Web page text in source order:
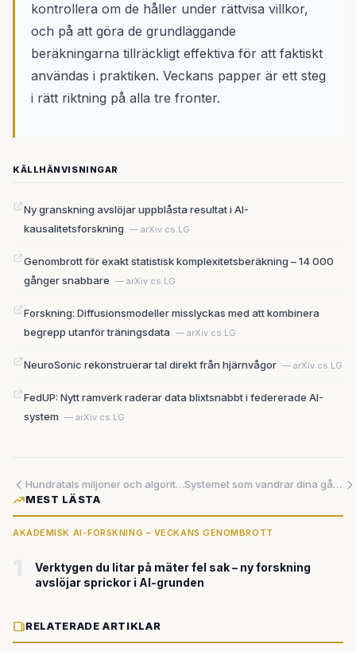
kontrollera om de håller under rättvisa villkor,
och på att göra de grundläggande
beräkningarna tillräckligt effektiva för att faktiskt
användas i praktiken. Veckans papper är ett steg
i rätt riktning på alla tre fronter.
KÄLLHÄNVISNINGAR
Ny granskning avslöjar uppblåsta resultat i AI-
kausalitetsforskning — arXiv cs.LG
Genombrott för exakt statistisk komplexitetsberäkning – 14 000
gånger snabbare — arXiv cs.LG
Forskning: Diffusionsmodeller misslyckas med att kombinera
begrepp utanför träningsdata — arXiv cs.LG
NeuroSonic rekonstruerar tal direkt från hjärnvågor — arXiv cs.LG
FedUP: Nytt ramverk raderar data blixtsnabbt i federerade AI-
system — arXiv cs.LG
Hundratals miljoner och algoritmer hotar din röst – så påverkar AI det svenska valet
Systemet som vandrar dina gångvägar meter för meter – och avslöjar hindren som stoppar rullstolsanvändare
MEST LÄSTA
AKADEMISK AI-FORSKNING – VECKANS GENOMBROTT
Verktygen du litar på mäter fel sak – ny forskning
avslöjar sprickor i AI-grunden
RELATERADE ARTIKLAR